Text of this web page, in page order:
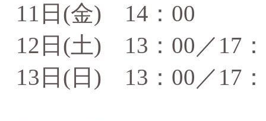
11日(金) 14：00
12日(土) 13：00／17
13日(日) 13：00／17